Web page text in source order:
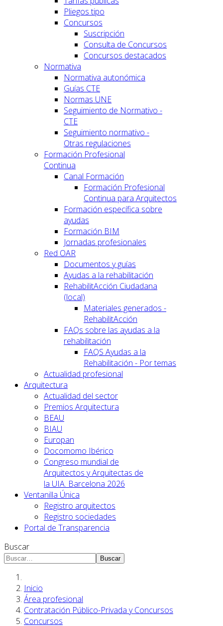
Pliegos tipo
Concursos
Suscripción
Consulta de Concursos
Concursos destacados
Normativa
Normativa autonómica
Guías CTE
Normas UNE
Seguimiento de Normativo -
CTE
Seguimiento normativo -
Otras regulaciones
Formación Profesional
Continua
Canal Formación
Formación Profesional
Continua para Arquitectos
Formación específica sobre
ayudas
Formación BIM
Jornadas profesionales
Red OAR
Documentos y guías
Ayudas a la rehabilitación
RehabilitAcción Ciudadana
(local)
Materiales generados -
RehabilitAcción
FAQs sobre las ayudas a la
rehabilitación
FAQS Ayudas a la
Rehabilitación - Por temas
Actualidad profesional
Arquitectura
Actualidad del sector
Premios Arquitectura
BEAU
BIAU
Europan
Docomomo Ibérico
Congreso mundial de
Arquitectos y Arquitectas de
la UIA. Barcelona 2026
Ventanilla Única
Registro arquitectos
Registro sociedades
Portal de Transparencia
Buscar
Buscar
Inicio
Área profesional
Contratación Público-Privada y Concursos
Concursos